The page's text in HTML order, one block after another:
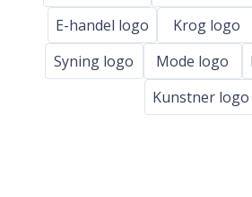
E-handel logo
Krog logo
Syning logo
Mode logo
Kunstner logo